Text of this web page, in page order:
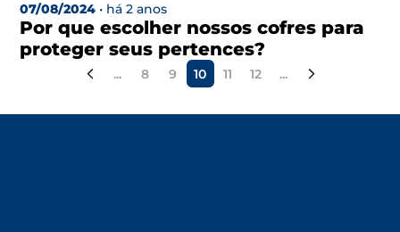
Por que escolher nossos cofres para
proteger seus pertences?
07/08/2024 • há 2 anos
« ... 8 9 10 11 12 ... »